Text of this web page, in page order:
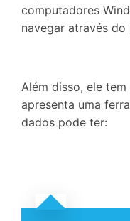
computadores
navegar através do
Além disso, ele
apresenta uma
dados pode ter: